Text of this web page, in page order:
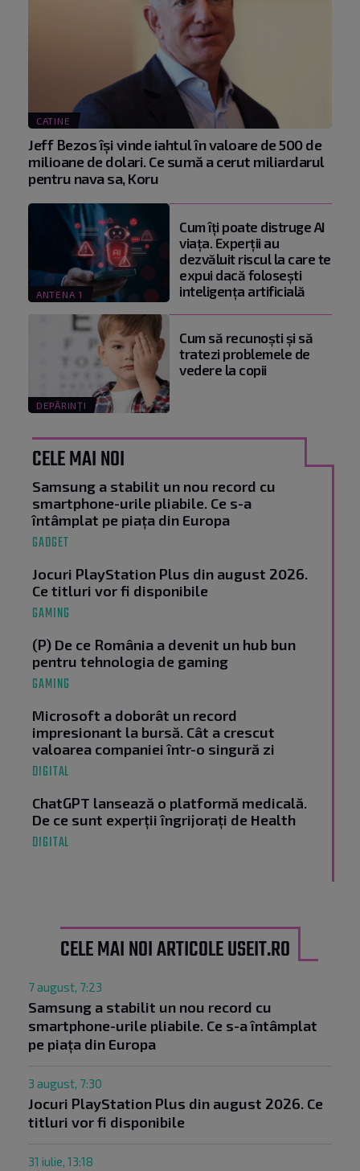
CATINE
Jeff Bezos își vinde iahtul în valoare de 500 de
milioane de dolari. Ce sumă a cerut miliardarul
pentru nava sa, Koru
ANTENA 1
Cum îți poate distruge AI
viața. Experții au
dezvăluit riscul la care te
expui dacă folosești
inteligența artificială
DEPĂRINȚI
Cum să recunoști și să
tratezi problemele de
vedere la copii
CELE MAI NOI
Samsung a stabilit un nou record cu
smartphone-urile pliabile. Ce s-a
întâmplat pe piața din Europa
GADGET
Jocuri PlayStation Plus din august 2026.
Ce titluri vor fi disponibile
GAMING
(P) De ce România a devenit un hub bun
pentru tehnologia de gaming
GAMING
Microsoft a doborât un record
impresionant la bursă. Cât a crescut
valoarea companiei într-o singură zi
DIGITAL
ChatGPT lansează o platformă medicală.
De ce sunt experții îngrijorați de Health
DIGITAL
CELE MAI NOI ARTICOLE USEIT.RO
7 august, 7:23
Samsung a stabilit un nou record cu
smartphone-urile pliabile. Ce s-a întâmplat
pe piața din Europa
3 august, 7:30
Jocuri PlayStation Plus din august 2026. Ce
titluri vor fi disponibile
31 iulie, 13:18